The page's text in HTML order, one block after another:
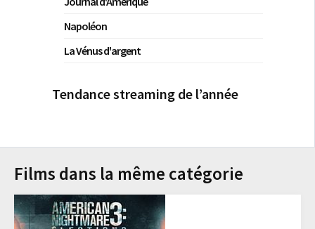
Napoléon
La Vénus d'argent
Tendance streaming de l’année
Films dans la même catégorie